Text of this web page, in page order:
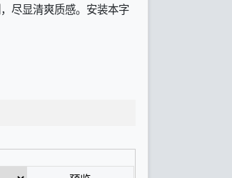
尽显清爽质感。安装本字